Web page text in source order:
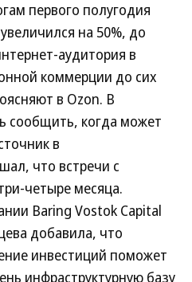
первого полугодия
на 50%, до
аудитория в
коммерции до сих
в Ozon. В
сообщить, когда может
в
что встречи с
четыре месяца.
Baring Vostok Capital
добавила, что
инвестиций поможет
инфраструктурную базу